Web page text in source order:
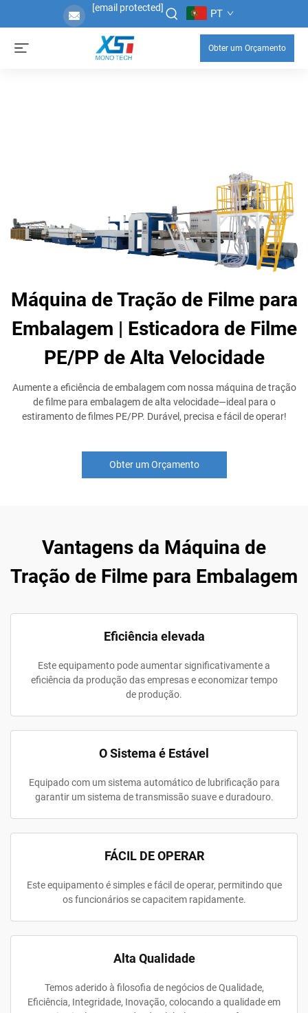
[email protected] PT
Obter um Orçamento
Máquina de Tração de Filme para
Embalagem | Esticadora de Filme
PE/PP de Alta Velocidade
Aumente a eficiência de embalagem com nossa máquina de tração
de filme para embalagem de alta velocidade—ideal para o
estiramento de filmes PE/PP. Durável, precisa e fácil de operar!
Obter um Orçamento
Vantagens da Máquina de
Tração de Filme para Embalagem
Eficiência elevada
Este equipamento pode aumentar significativamente a
eficiência da produção das empresas e economizar tempo
de produção.
O Sistema é Estável
Equipado com um sistema automático de lubrificação para
garantir um sistema de transmissão suave e duradouro.
FÁCIL DE OPERAR
Este equipamento é simples e fácil de operar, permitindo que
os funcionários se capacitem rapidamente.
Alta Qualidade
Temos aderido à filosofia de negócios de Qualidade,
Eficiência, Integridade, Inovação, colocando a qualidade em